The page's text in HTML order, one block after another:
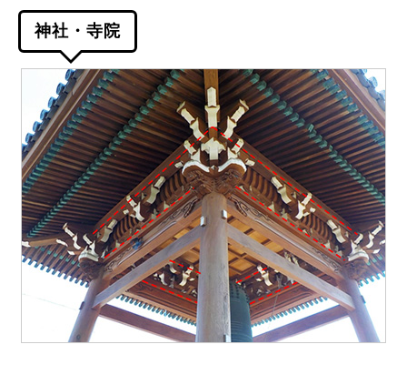
神社・寺院